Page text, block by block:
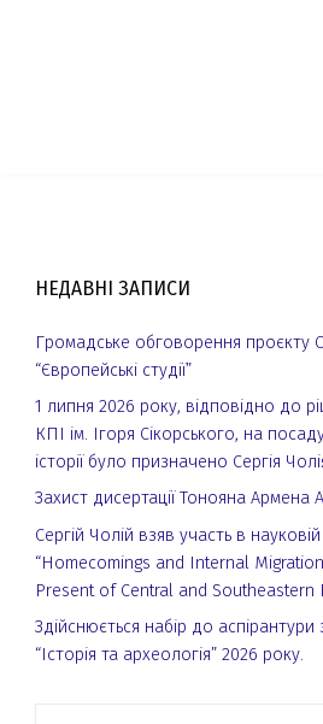
НЕДАВНІ ЗАПИСИ
Громадське обговорення проєкту
“Європейські студії”
1 липня 2026 року, відповідно до
КПІ ім. Ігоря Сікорського, на
історії було призначено Сергія
Захист дисертації Тонояна Армена
Сергій Чолій взяв участь в
“Homecomings and Internal
Present of Central and Southeastern
Здійснюється набір до аспірантури
“Історія та археологія” 2026 року.